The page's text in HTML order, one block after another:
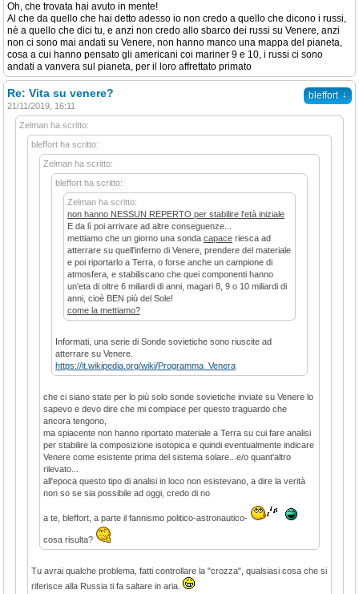
Oh, che trovata hai avuto in mente!
Al che da quello che hai detto adesso io non credo a quello che dicono i russi,
nè a quello che dici tu, e anzi non credo allo sbarco dei russi su Venere, anzi
non ci sono mai andati su Venere, non hanno manco una mappa del pianeta,
cosa a cui hanno pensato gli americani coi mariner 9 e 10, i russi ci sono
andati a vanvera sul pianeta, per il loro affrettato primato
bleffort ↓
Re: Vita su venere?
21/11/2019, 16:11
Zelman ha scritto:
bleffort ha scritto:
Zelman ha scritto:
bleffort ha scritto:
Zelman ha scritto:
non hanno NESSUN REPERTO per stabilire l'età iniziale
E da lì poi arrivare ad altre conseguenze...
mettiamo che un giorno una sonda capace riesca ad
atterrare su quell'inferno di Venere, prendere del materiale
e poi riportarlo a Terra, o forse anche un campione di
atmosfera, e stabiliscano che quei componenti hanno
un'eta di oltre 6 miliardi di anni, magari 8, 9 o 10 miliardi di
anni, cioè BEN più del Sole!
come la mettiamo?
Informati, una serie di Sonde sovietiche sono riuscite ad
atterrare su Venere.
https://it.wikipedia.org/wiki/Programma_Venera
che ci siano state per lo più solo sonde sovietiche inviate su Venere lo
sapevo e devo dire che mi compiace per questo traguardo che
ancora tengono,
ma spiacente non hanno riportato materiale a Terra su cui fare analisi
per stabilire la composizione isotopica e quindi eventualmente indicare
Venere come esistente prima del sistema solare...e/o quant'altro
rilevato...
all'epoca questo tipo di analisi in loco non esistevano, a dire la verità
non so se sia possibile ad oggi, credo di no
a te, bleffort, a parte il fannismo politico-astronautico-
cosa risulta?
Tu avrai qualche problema, fatti controllare la "crozza", qualsiasi cosa che si
riferisce alla Russia ti fa saltare in aria.